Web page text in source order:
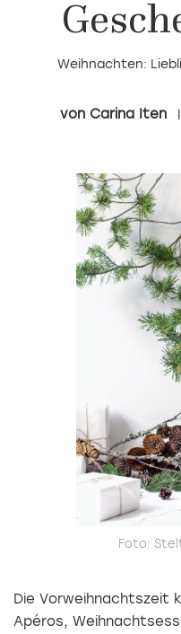
Weihnachten:
Carina Iten
Foto:
Die Vorweihnachtszeit
Apéros,